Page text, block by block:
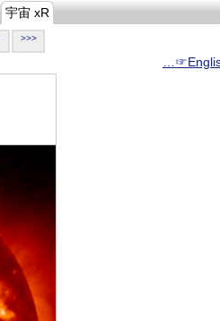
宇宙 xR
>>>